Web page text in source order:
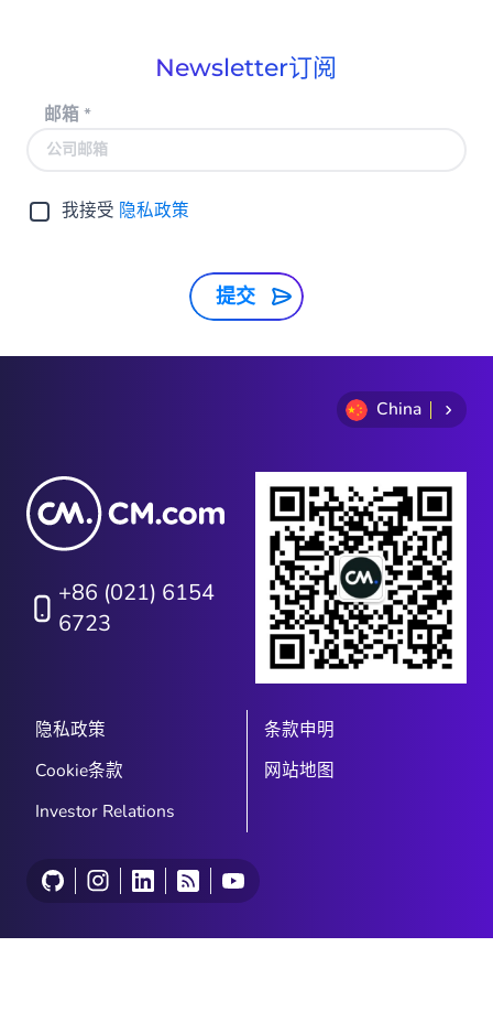
Newsletter订阅
邮箱*
我接受 隐私政策
提交
China
+86 (021) 6154
6723
隐私政策
条款申明
Cookie条款
网站地图
Investor Relations